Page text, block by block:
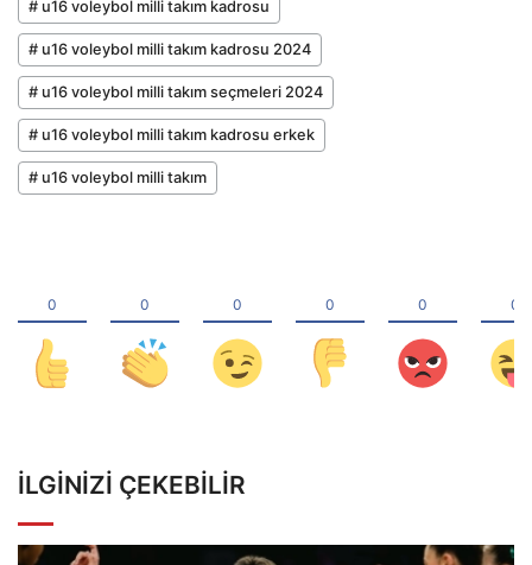
# u16 voleybol milli takım kadrosu
# u16 voleybol milli takım kadrosu 2024
# u16 voleybol milli takım seçmeleri 2024
# u16 voleybol milli takım kadrosu erkek
# u16 voleybol milli takım
İLGINIZI ÇEKEBILIR